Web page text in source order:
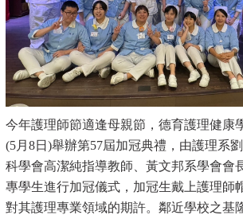
今年護理師節適逢母親節，德育護理健康
(5月8日)舉辦第57屆加冠典禮，由護理系
科學會高潔純指導教師、黃文邦系學會會
專學生進行加冠儀式，加冠生戴上護理師
對其護理專業領域的期許。鄰近學校之基